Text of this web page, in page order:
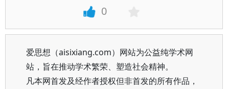
0
爱思想（aisixiang.com）网站为公益纯学术网
站，旨在推动学术繁荣、塑造社会精神。
凡本网首发及经作者授权但非首发的所有作品，